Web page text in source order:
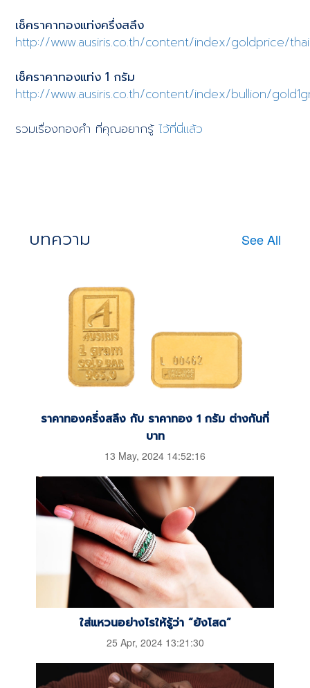
เช็คราคาทองแท่งครึ่งสลึง
http://www.ausiris.co.th/content/index/goldprice/
เช็คราคาทองแท่ง 1 กรัม
http://www.ausiris.co.th/content/index/bullion/
รวมเรื่องทองคำ ที่คุณอยากรู้ไว้ที่นี่แล้ว
บทความ See All
ราคาทองครึ่งสลึง กับ ราคาทอง 1 กรัม ต่างกันกี่
บาท
13 May, 2024 14:52:16
ใส่แหวนอย่างไรให้รู้ว่า “ยังโสด”
25 Apr, 2024 13:21:30